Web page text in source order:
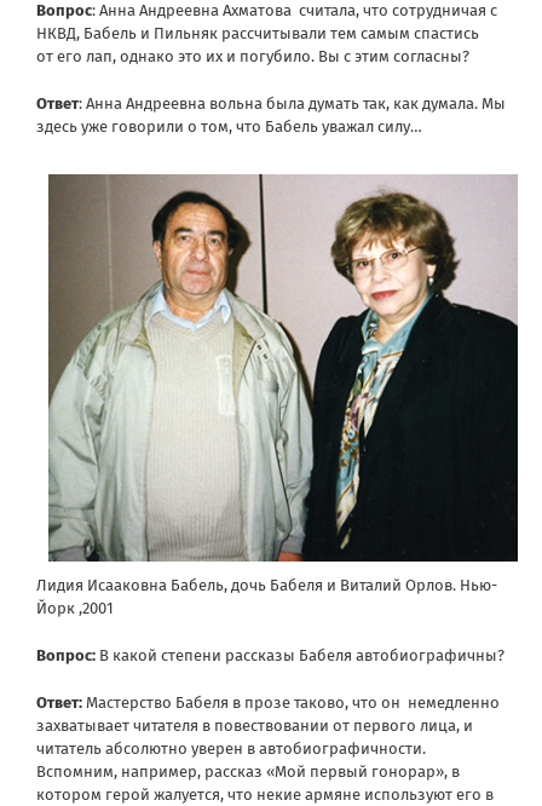
Вопрос: Анна Андреевна Ахматова считала, что сотрудничая с
НКВД, Бабель и Пильняк рассчитывали тем самым спастись
от его лап, однако это их и погубило. Вы с этим согласны?
Ответ: Анна Андреевна вольна была думать так, как думала. Мы
здесь уже говорили о том, что Бабель уважал силу…
Лидия Исааковна Бабель, дочь Бабеля и Виталий Орлов. Нью-
Йорк ,2001
Вопрос: В какой степени рассказы Бабеля автобиографичны?
Ответ: Мастерство Бабеля в прозе таково, что он немедленно
захватывает читателя в повествовании от первого лица, и
читатель абсолютно уверен в автобиографичности.
Вспомним, например, рассказ «Мой первый гонорар», в
котором герой жалуется, что некие армяне используют его в